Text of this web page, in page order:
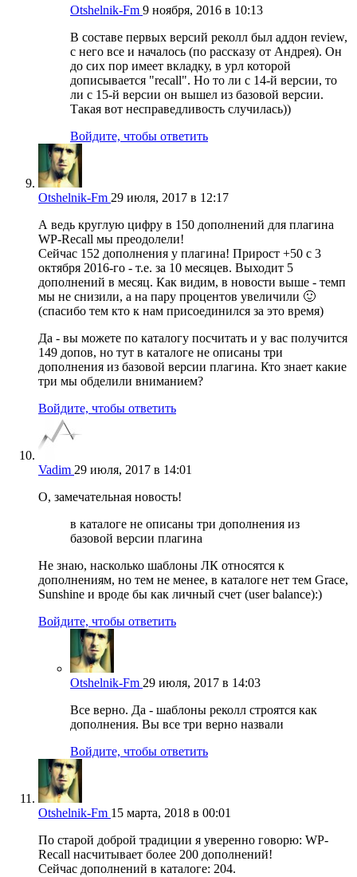
Otshelnik-Fm 9 ноября, 2016 в 10:13
В составе первых версий реколл был аддон review,
с него все и началось (по рассказу от Андрея). Он
до сих пор имеет вкладку, в урл которой
дописывается "recall". Но то ли с 14-й версии, то
ли с 15-й версии он вышел из базовой версии.
Такая вот несправедливость случилась))
Войдите, чтобы ответить
Otshelnik-Fm 29 июля, 2017 в 12:17
А ведь круглую цифру в 150 дополнений для плагина
WP-Recall мы преодолели!
Cейчас 152 дополнения у плагина! Прирост +50 с 3
октября 2016-го - т.е. за 10 месяцев. Выходит 5
дополнений в месяц. Как видим, в новости выше - темп
мы не снизили, а на пару процентов увеличили 🙂
(спасибо тем кто к нам присоединился за это время)
Да - вы можете по каталогу посчитать и у вас получится
149 допов, но тут в каталоге не описаны три
дополнения из базовой версии плагина. Кто знает какие
три мы обделили вниманием?
Войдите, чтобы ответить
Vadim 29 июля, 2017 в 14:01
О, замечательная новость!
в каталоге не описаны три дополнения из
базовой версии плагина
Не знаю, насколько шаблоны ЛК относятся к
дополнениям, но тем не менее, в каталоге нет тем Grace,
Sunshine и вроде бы как личный счет (user balance):)
Войдите, чтобы ответить
Otshelnik-Fm 29 июля, 2017 в 14:03
Все верно. Да - шаблоны реколл строятся как
дополнения. Вы все три верно назвали
Войдите, чтобы ответить
Otshelnik-Fm 15 марта, 2018 в 00:01
По старой доброй традиции я уверенно говорю: WP-
Recall насчитывает более 200 дополнений!
Сейчас дополнений в каталоге: 204.